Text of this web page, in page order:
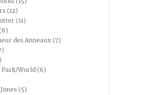
(12)
(11)
des Anneaux (7)
Park/World (6)
(5)